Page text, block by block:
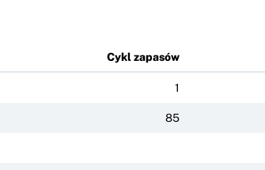
Cykl zapasów
1
85